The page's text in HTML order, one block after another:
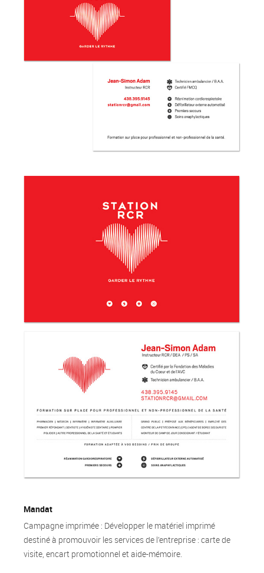
Mandat
Campagne imprimée : Développer le matériel imprimé
destiné à promouvoir les services de l’entreprise : carte de
visite, encart promotionnel et aide-mémoire.